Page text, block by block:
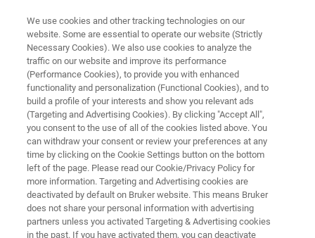
食品の品質
調味料
素晴らしい味わいと高品質を保証
We use cookies and other tracking technologies on our
website. Some are essential to operate our website (Strictly
Necessary Cookies). We also use cookies to analyze the
traffic on our website and improve its performance
(Performance Cookies), to provide you with enhanced
functionality and personalization (Functional Cookies), and to
build a profile of your interests and show you relevant ads
(Targeting and Advertising Cookies). By clicking "Accept All",
you consent to the use of all of the cookies listed above. You
can withdraw your consent or review your preferences at any
time by clicking on the Cookie Settings button on the bottom
left of the page. Please read our Cookie/Privacy Policy for
more information. Targeting and Advertising cookies are
deactivated by default on Bruker website. This means Bruker
does not share your personal information with advertising
partners unless you activated Targeting & Advertising cookies
in the past. If you have activated them, you can deactivate